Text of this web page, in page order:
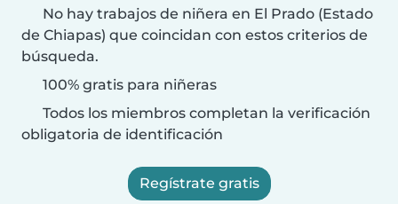
No hay trabajos de niñera en El Prado (Estado
de Chiapas) que coincidan con estos criterios de
búsqueda.
100% gratis para niñeras
Todos los miembros completan la verificación
obligatoria de identificación
Regístrate gratis